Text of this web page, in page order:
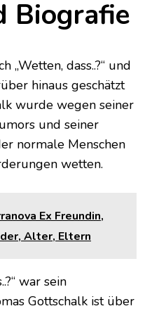
Biografie
dass..?“ und
hinaus geschätzt
wurde wegen seiner
und seiner
normale Menschen
wetten.
Ex Freundin,
Alter, Eltern
war sein
Gottschalk ist über